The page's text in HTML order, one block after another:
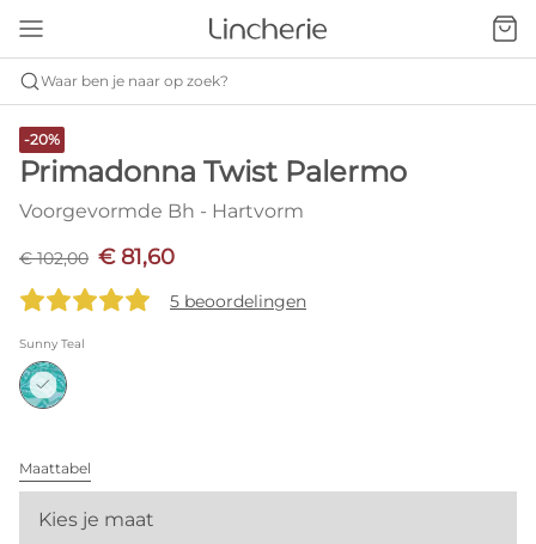
Waar ben je naar op zoek?
-20%
Primadonna Twist Palermo
Voorgevormde Bh - Hartvorm
€ 102,00 € 81,60
5 beoordelingen
Sunny Teal
Maattabel
Kies je maat